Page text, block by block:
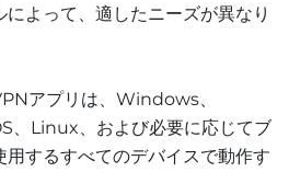
よって、適したニーズが異なり
アプリは、Windows、
Linux、および必要に応じてブ
するすべてのデバイスで動作す